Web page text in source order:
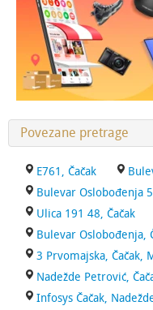
Povezane pretrage
E761, Čačak
Bulevar Oslobođenja
Ulica 191 48, Čačak
Bulevar Oslobođenja,
3 Prvomajska, Čačak,
Nadežde Petrović,
Infosys Čačak,